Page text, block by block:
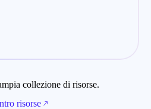
collezione di risorse.
risorse